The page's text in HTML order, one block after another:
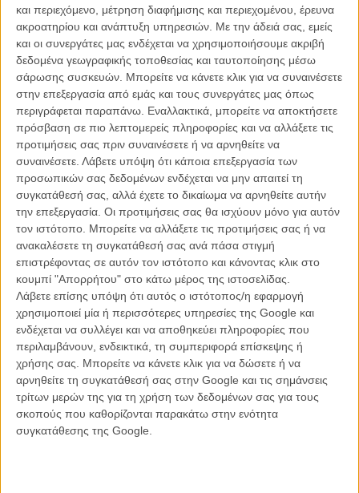
και περιεχόμενο, μέτρηση διαφήμισης και περιεχομένου, έρευνα
ακροατηρίου και ανάπτυξη υπηρεσιών. Με την άδειά σας, εμείς
και οι συνεργάτες μας ενδέχεται να χρησιμοποιήσουμε ακριβή
δεδομένα γεωγραφικής τοποθεσίας και ταυτοποίησης μέσω
σάρωσης συσκευών. Μπορείτε να κάνετε κλικ για να συναινέσετε
στην επεξεργασία από εμάς και τους συνεργάτες μας όπως
περιγράφεται παραπάνω. Εναλλακτικά, μπορείτε να αποκτήσετε
πρόσβαση σε πιο λεπτομερείς πληροφορίες και να αλλάξετε τις
προτιμήσεις σας πριν συναινέσετε ή να αρνηθείτε να
συναινέσετε. Λάβετε υπόψη ότι κάποια επεξεργασία των
προσωπικών σας δεδομένων ενδέχεται να μην απαιτεί τη
συγκατάθεσή σας, αλλά έχετε το δικαίωμα να αρνηθείτε αυτήν
την επεξεργασία. Οι προτιμήσεις σας θα ισχύουν μόνο για αυτόν
τον ιστότοπο. Μπορείτε να αλλάξετε τις προτιμήσεις σας ή να
ανακαλέσετε τη συγκατάθεσή σας ανά πάσα στιγμή
επιστρέφοντας σε αυτόν τον ιστότοπο και κάνοντας κλικ στο
κουμπί "Απορρήτου" στο κάτω μέρος της ιστοσελίδας.
Λάβετε επίσης υπόψη ότι αυτός ο ιστότοπος/η εφαρμογή
χρησιμοποιεί μία ή περισσότερες υπηρεσίες της Google και
ενδέχεται να συλλέγει και να αποθηκεύει πληροφορίες που
περιλαμβάνουν, ενδεικτικά, τη συμπεριφορά επίσκεψης ή
χρήσης σας. Μπορείτε να κάνετε κλικ για να δώσετε ή να
αρνηθείτε τη συγκατάθεσή σας στην Google και τις σημάνσεις
τρίτων μερών της για τη χρήση των δεδομένων σας για τους
σκοπούς που καθορίζονται παρακάτω στην ενότητα
συγκατάθεσης της Google.
Το περίεργο casting της ημέρας: Η Τζέσικα Τσαστέιν θα
υποδυθεί την Ινγκριντ Μπέργκμαν!
ΝΕΑ / 21 ΜΑΙ 2017/ Θανάσης Πατσαβός
Βιμ Βέντερς
Συνέντευξη
Η επιτυχία είναι υπερτιμημένη. Δεν σε κάνει
καλύτερο, δεν σε πάει πουθενά η επιτυχία. Είναι
απλώς ένα ωραίο, ανεβαστικό, επιφανειακό
συναίσθημα.»
CONNECT
Εγγράψου στο εβδομαδιαίο newsletter μας.